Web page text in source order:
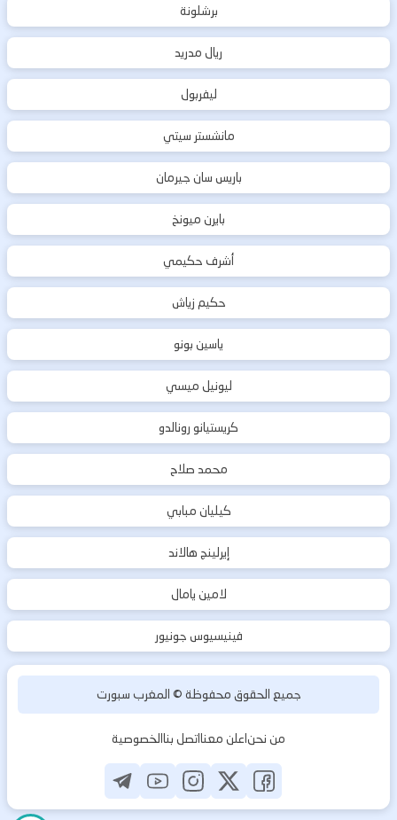
برشلونة
ريال مدريد
ليفربول
مانشستر سيتي
باريس سان جيرمان
بايرن ميونخ
أشرف حكيمي
حكيم زياش
ياسين بونو
ليونيل ميسي
كريستيانو رونالدو
محمد صلاح
كيليان مبابي
إيرلينج هالاند
لامين يامال
فينيسيوس جونيور
جميع الحقوق محفوظة ©المغرب سبورت
من نحناعلن معنااتصل بناالخصوصية